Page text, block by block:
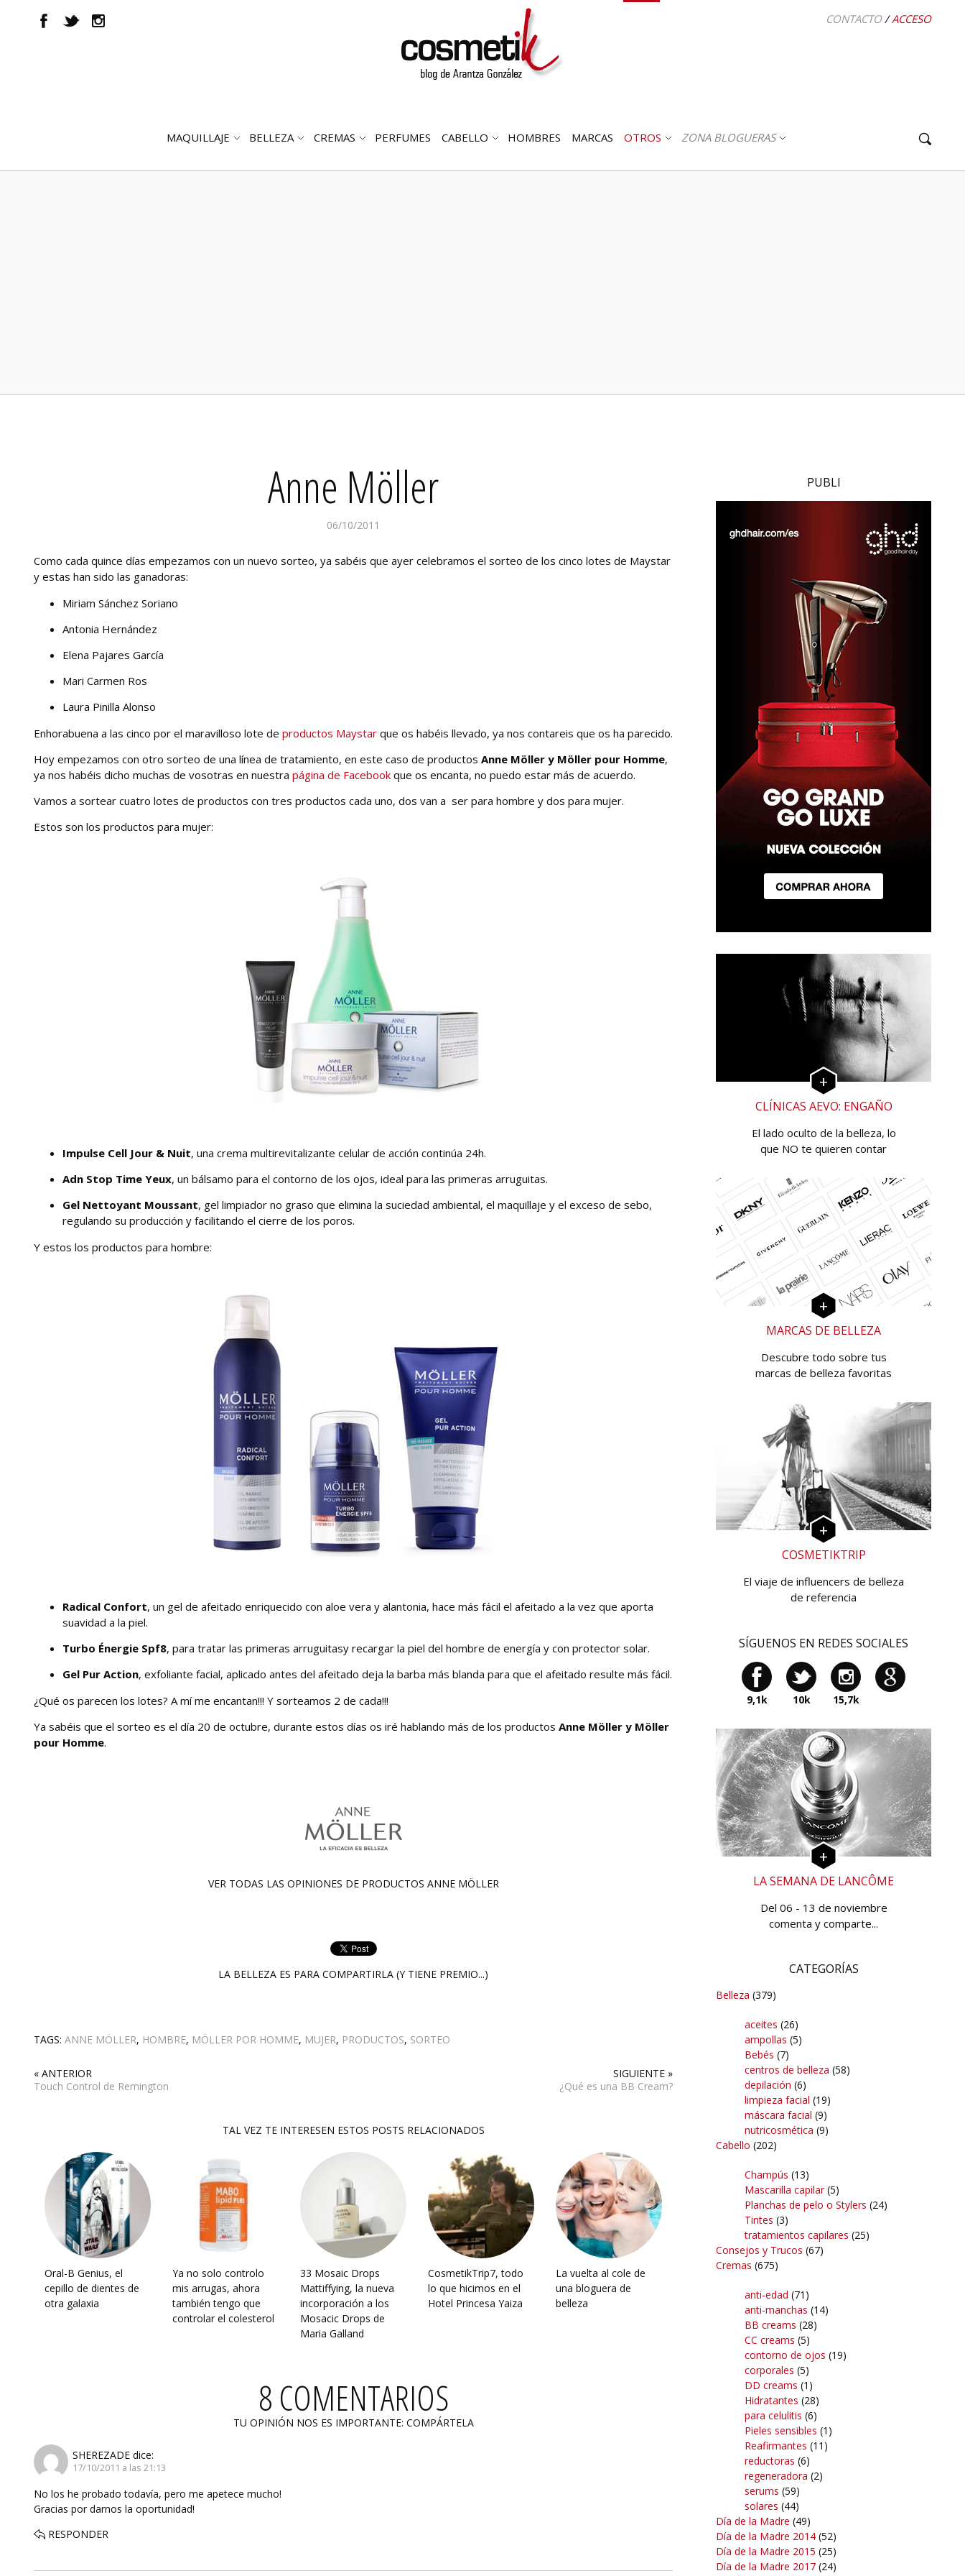
ABRIR
MAQUILLAJE
ABRIR
BELLEZA
ABRIR
CREMAS PERFUMES
ABRIR
CABELLO HOMBRES MARCAS
ABRIR
OTROS ZONA BLOGUERAS
CONTACTO/ACCESO
Anne Möller
06/10/2011
Como cada quince días empezamos con un nuevo sorteo, ya sabéis que ayer celebramos el sorteo de los cinco lotes de Maystar
y estas han sido las ganadoras:
Miriam Sánchez Soriano
Antonia Hernández
Elena Pajares García
Mari Carmen Ros
Laura Pinilla Alonso
Enhorabuena a las cinco por el maravilloso lote de productos Maystar que os habéis llevado, ya nos contareis que os ha parecido.
Hoy empezamos con otro sorteo de una línea de tratamiento, en este caso de productos Anne Möller y Möller pour Homme,
ya nos habéis dicho muchas de vosotras en nuestra página de Facebook que os encanta, no puedo estar más de acuerdo.
Vamos a sortear cuatro lotes de productos con tres productos cada uno, dos van a ser para hombre y dos para mujer.
Estos son los productos para mujer:
Impulse Cell Jour & Nuit, una crema multirevitalizante celular de acción continúa 24h.
Adn Stop Time Yeux, un bálsamo para el contorno de los ojos, ideal para las primeras arruguitas.
Gel Nettoyant Moussant, gel limpiador no graso que elimina la suciedad ambiental, el maquillaje y el exceso de sebo,
regulando su producción y facilitando el cierre de los poros.
Y estos los productos para hombre:
Radical Confort, un gel de afeitado enriquecido con aloe vera y alantonia, hace más fácil el afeitado a la vez que aporta
suavidad a la piel.
Turbo Énergie Spf8, para tratar las primeras arruguitasy recargar la piel del hombre de energía y con protector solar.
Gel Pur Action, exfoliante facial, aplicado antes del afeitado deja la barba más blanda para que el afeitado resulte más fácil.
¿Qué os parecen los lotes? A mí me encantan!!! Y sorteamos 2 de cada!!!
Ya sabéis que el sorteo es el día 20 de octubre, durante estos días os iré hablando más de los productos Anne Möller y Möller
pour Homme.
VER TODAS LAS OPINIONES DE PRODUCTOS ANNE MÖLLER
LA BELLEZA ES PARA COMPARTIRLA (Y TIENE PREMIO...)
TAGS: ANNE MÖLLER, HOMBRE, MÖLLER POR HOMME, MUJER, PRODUCTOS, SORTEO
« ANTERIOR
Touch Control de Remington
SIGUIENTE »
¿Qué es una BB Cream?
TAL VEZ TE INTERESEN ESTOS POSTS RELACIONADOS
Oral-B Genius, el
cepillo de dientes de
otra galaxia
Ya no solo controlo
mis arrugas, ahora
también tengo que
controlar el colesterol
33 Mosaic Drops
Mattiffying, la nueva
incorporación a los
Mosacic Drops de
Maria Galland
CosmetikTrip7, todo
lo que hicimos en el
Hotel Princesa Yaiza
La vuelta al cole de
una bloguera de
belleza
8 COMENTARIOS
TU OPINIÓN NOS ES IMPORTANTE: COMPÁRTELA
SHEREZADE dice:
17/10/2011 a las 21:13
No los he probado todavía, pero me apetece mucho!
Gracias por darnos la oportunidad!
RESPONDER
PUBLI
CLÍNICAS AEVO: ENGAÑO
El lado oculto de la belleza, lo
que NO te quieren contar
MARCAS DE BELLEZA
Descubre todo sobre tus
marcas de belleza favoritas
COSMETIKTRIP
El viaje de influencers de belleza
de referencia
SÍGUENOS EN REDES SOCIALES
9,1k 10k 15,7k
LA SEMANA DE LANCÔME
Del 06 - 13 de noviembre
comenta y comparte...
CATEGORÍAS
Belleza (379)
aceites (26)
ampollas (5)
Bebés (7)
centros de belleza (58)
depilación (6)
limpieza facial (19)
máscara facial (9)
nutricosmética (9)
Cabello (202)
Champús (13)
Mascarilla capilar(5)
Planchas de pelo o Stylers (24)
Tintes (3)
tratamientos capilares (25)
Consejos y Trucos (67)
Cremas (675)
anti-edad (71)
anti-manchas (14)
BB creams (28)
CC creams (5)
contorno de ojos (19)
corporales (5)
DD creams (1)
Hidratantes (28)
para celulitis (6)
Pieles sensibles (1)
Reafirmantes (11)
reductoras (6)
regeneradora (2)
serums (59)
solares (44)
Día de la Madre (49)
Día de la Madre 2014 (52)
Día de la Madre 2015 (25)
Día de la Madre 2017 (24)